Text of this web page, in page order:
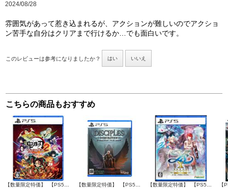
2024/08/28
雰囲気があって惹き込まれるが、アクションが難しいのでアクショ
ン苦手な自分はクリアまで行けるか…でも面白いです。
このレビューは参考になりましたか？ はい いいえ
こちらの商品もおすすめ